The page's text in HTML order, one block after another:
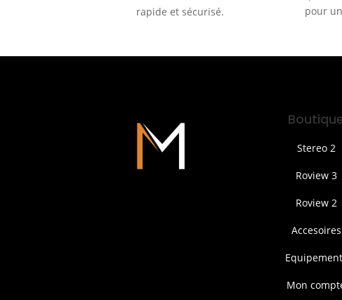
rapide et sécurisé.
pour
Stereo 2
Roview 3
Roview 2
Accesoires
Mon